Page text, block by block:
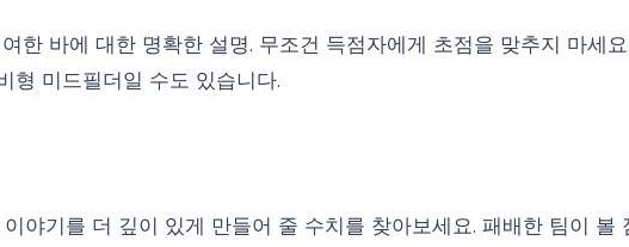
한 바에 대한 명확한 설명. 무조건 득점자에게 초점을 맞추지 마
형 미드필더일 수도 있습니다.
야기를 더 깊이 있게 만들어 줄 수치를 찾아보세요. 패배한 팀이